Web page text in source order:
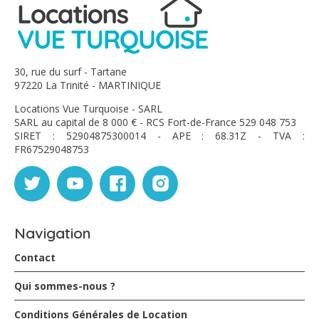
Céline et loic
Piscine superbe. Très bien située pour accéder aux
différentes plages du sud Martinique et même pour
visiter l île. Au calme, sans vis à vis. Accueil adorable des
propriétaires. Nous avons passe un excellent sejour en
famille (5 pers).
Tout à était un vrai bonheur . Un accueil très agréable
Nous garderons un magnifique souvenir de cette belle
Un grand Merci .
30, rue du surf - Tartane
97220 La Trinité - MARTINIQUE
Locations Vue Turquoise - SARL
SARL au capital de 8 000 € - RCS Fort-de-France 529 048 753
SIRET : 52904875300014 - APE : 68.31Z - TVA :
FR67529048753
Navigation
Contact
Qui sommes-nous ?
Conditions Générales de Location